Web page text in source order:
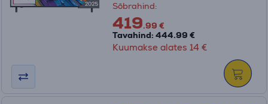
Sõbrahind:
419.99 €
Tavahind: 444.99 €
Kuumakse alates 14 €